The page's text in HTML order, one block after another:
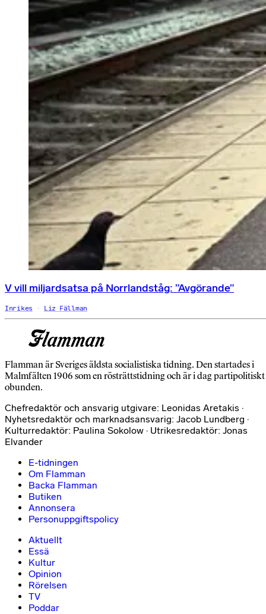
V vill miljardsatsa på Norrlandståg: ”Avgörande”
Inrikes Liz Fällman
Flamman är Sveriges äldsta socialistiska tidning. Den startades i
Malmfälten 1906 som en rösträttstidning och är i dag partipolitiskt
obunden.
Chefredaktör och ansvarig utgivare: Leonidas Aretakis ·
Nyhetsredaktör och marknadsansvarig: Jacob Lundberg ·
Kulturredaktör: Paulina Sokolow · Utrikesredaktör: Jonas
Elvander
E-tidningen
Om Flamman
Backa Flamman
Butiken
Annonsera
Personuppgiftspolicy
Aktuellt
Essä
Kultur
Opinion
Rörelsen
TV
Poddar